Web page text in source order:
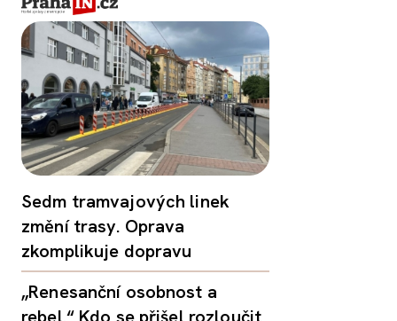
Sedm tramvajových linek
změní trasy. Oprava
zkomplikuje dopravu
„Renesanční osobnost a